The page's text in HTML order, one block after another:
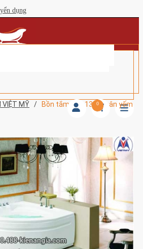
dụng
0
VIỆT MỸ /
Bồn tắm góc 13m chân yếm